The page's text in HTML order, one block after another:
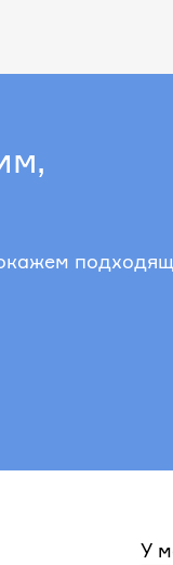
У